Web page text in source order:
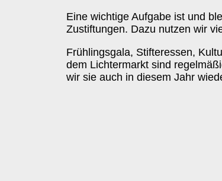
Eine wichtige Aufgabe ist und
Zustiftungen. Dazu nutzen wir
Frühlingsgala, Stifteressen,
dem Lichtermarkt sind
wir sie auch in diesem Jahr